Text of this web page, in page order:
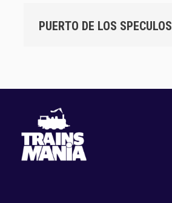
PUERTO DE LOS SPECULOS